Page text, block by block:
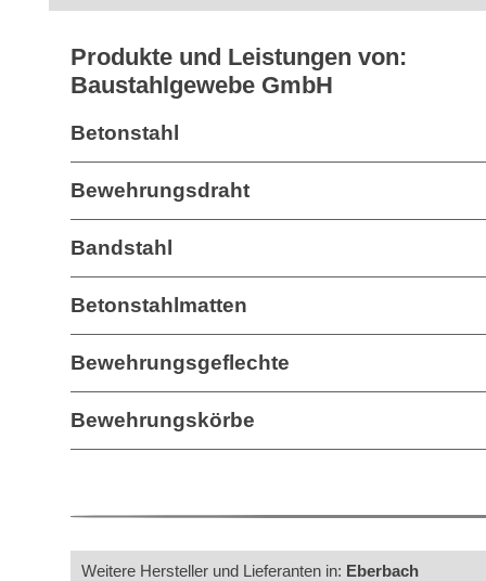
Produkte und Leistungen von:
Baustahlgewebe GmbH
Betonstahl
Bewehrungsdraht
Bandstahl
Betonstahlmatten
Bewehrungsgeflechte
Bewehrungskörbe
Weitere Hersteller und Lieferanten in: Eberbach